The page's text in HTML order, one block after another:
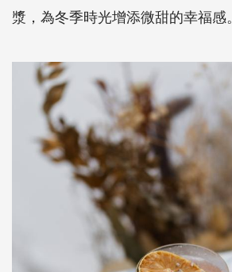
漿，為冬季時光增添微甜的幸福感。